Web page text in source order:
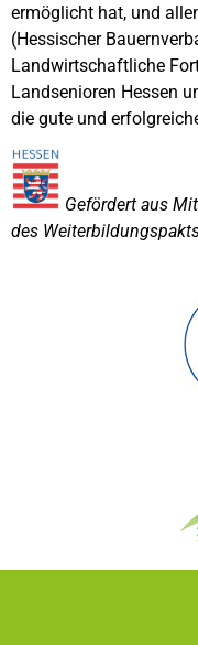
ermöglicht hat, und
(Hessischer
Landwirtschaftliche
Landsenioren Hessen
die gute und
Gefördert aus
des